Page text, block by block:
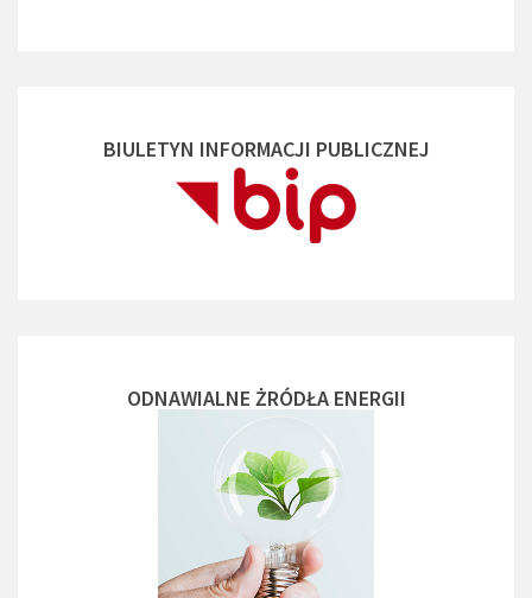
BIULETYN INFORMACJI PUBLICZNEJ
ODNAWIALNE ŻRÓDŁA ENERGII